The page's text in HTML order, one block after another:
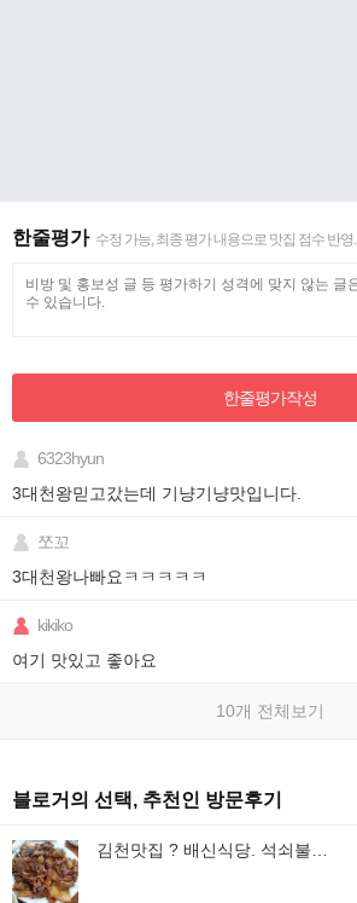
한줄평가 수정 가능, 최종 평가 내용으로 맛집 점수 반영.
한줄평가작성
6323hyun
3대천왕믿고갔는데 기냥기냥맛입니다.
쪼꼬
3대천왕나빠요ㅋㅋㅋㅋㅋ
kikiko
여기 맛있고 좋아요
10개 전체보기
블로거의 선택, 추천인 방문후기